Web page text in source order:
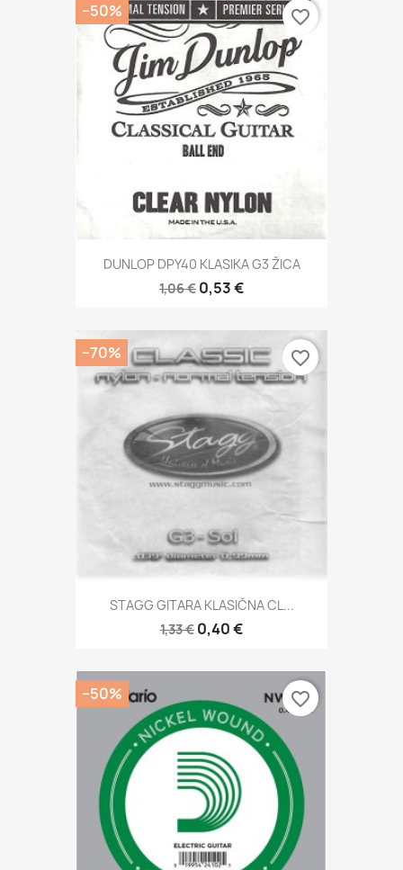
DUNLOP DPY40 KLASIKA G3 ŽICA
1,06 € 0,53 €
−50% favorite_border
STAGG GITARA KLASIČNA CL...
1,33 € 0,40 €
−70% favorite_border
−50% favorite_border